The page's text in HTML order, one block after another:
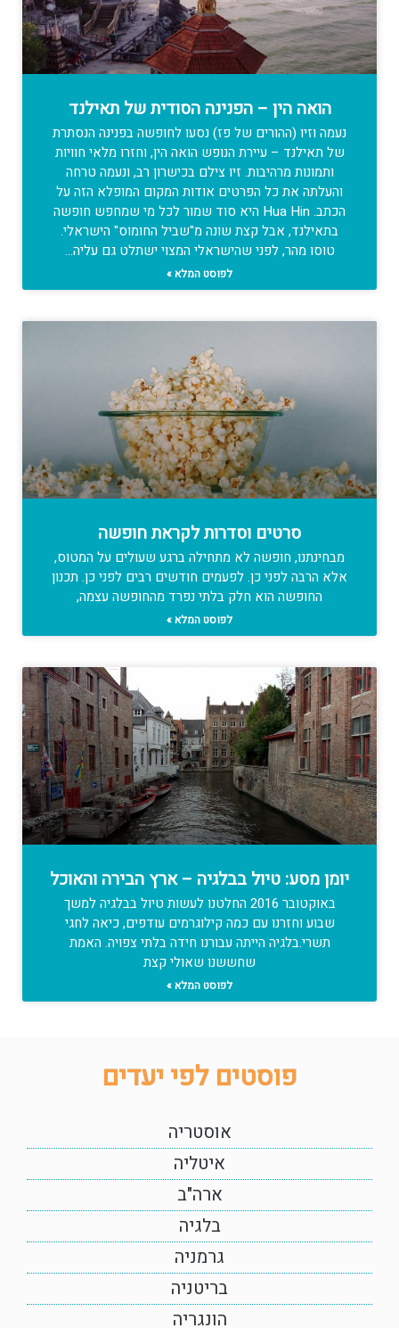
הואה הין – הפנינה הסודית של תאילנד
נעמה וזיו (ההורים של פז) נסעו לחופשה בפנינה הנסתרת
של תאילנד – עיירת הנופש הואה הין, וחזרו מלאי חוויות
ותמונות מרהיבות. זיו צילם בכישרון רב, ונעמה טרחה
והעלתה את כל הפרטים אודות המקום המופלא הזה על
הכתב. Hua Hin היא סוד שמור לכל מי שמחפש חופשה
בתאילנד, אבל קצת שונה מ"שביל החומוס" הישראלי.
טוסו מהר, לפני שהישראלי המצוי ישתלט גם עליה…
לפוסט המלא »
סרטים וסדרות לקראת חופשה
מבחינתנו, חופשה לא מתחילה ברגע שעולים על המטוס,
אלא הרבה לפני כן. לפעמים חודשים רבים לפני כן. תכנון
החופשה הוא חלק בלתי נפרד מהחופשה עצמה,
לפוסט המלא »
יומן מסע: טיול בבלגיה – ארץ הבירה והאוכל
באוקטובר 2016 החלטנו לעשות טיול בבלגיה למשך
שבוע וחזרנו עם כמה קילוגרמים עודפים, כיאה לחגי
תשרי.בלגיה הייתה עבורנו חידה בלתי צפויה. האמת
שחששנו שאולי קצת
לפוסט המלא »
פוסטים לפי יעדים
אוסטריה
איטליה
ארה"ב
בלגיה
גרמניה
בריטניה
הונגריה